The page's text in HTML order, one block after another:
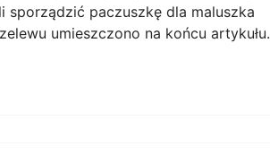
paczuszkę dla maluszka
umieszczono na końcu artykułu.